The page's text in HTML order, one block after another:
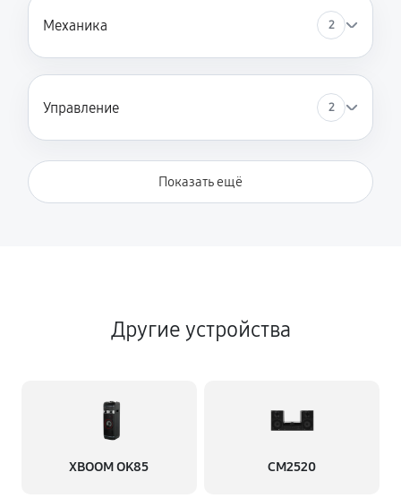
Механика 2
Управление 2
Показать ещё
Другие устройства
XBOOM OK85 CM2520